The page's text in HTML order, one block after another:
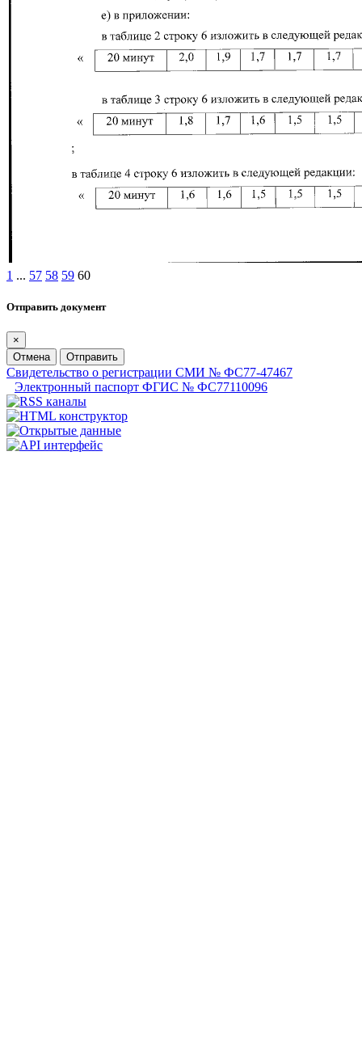
1 ... 57 58 59 60
Отправить документ
×
Отмена
Отправить
Свидетельство о регистрации СМИ № ФС77-47467
Электронный паспорт ФГИС № ФС77110096